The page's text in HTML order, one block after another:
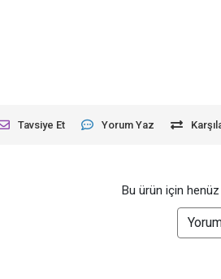
Tavsiye Et Yorum Yaz
Bu ürün için henüz